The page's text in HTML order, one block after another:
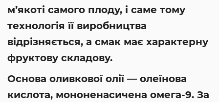
м’якоті самого плоду, і саме тому
технологія її виробництва
відрізняється, а смак має характерну
фруктову складову.
Основа оливкової олії — олеїнова
кислота, мононенасичена омега-9. За